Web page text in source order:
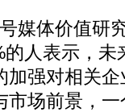
媒体价值研
人表示，未
强对相关
场前景，